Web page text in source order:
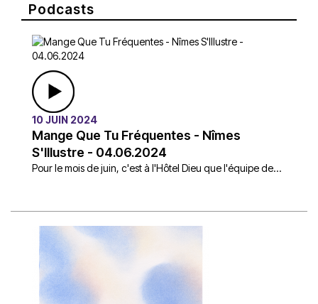
Podcasts
10 JUIN 2024
Mange Que Tu Fréquentes - Nîmes
S'Illustre - 04.06.2024
Pour le mois de juin, c'est à l'Hôtel Dieu que l'équipe de...